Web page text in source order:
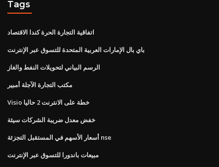
Tags
اتفاقية التجارة الحرة كندا الاقتصاد
باي بال الإمارات العربية المتحدة للتسوق عبر الإنترنت
الرسم البياني لتحويلات النفط والغاز
مكتب التجارة الآجلة أمبير
Visio خطة على الانترنت 2 حاليا
خفض معدل ضريبة الشركات سيئة
أسعار الأسهم في المستقبل التجزئة nse
مبيعات باندورا للتسوق عبر الإنترنت